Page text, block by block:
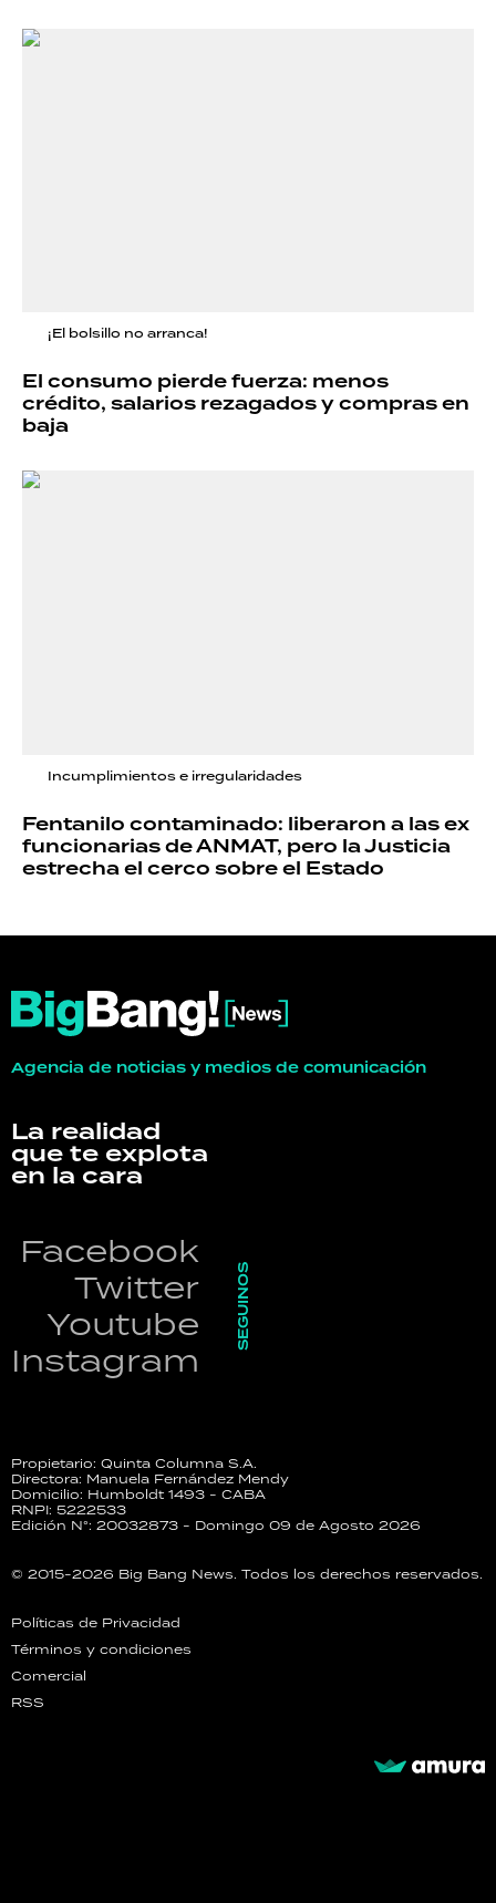
¡El bolsillo no arranca!
El consumo pierde fuerza: menos
crédito, salarios rezagados y compras en
baja
Incumplimientos e irregularidades
Fentanilo contaminado: liberaron a las ex
funcionarias de ANMAT, pero la Justicia
estrecha el cerco sobre el Estado
Agencia de noticias y medios de comunicación
La realidad
que te explota
en la cara
Facebook
Twitter
Youtube
Instagram
SEGUINOS
Propietario: Quinta Columna S.A.
Directora: Manuela Fernández Mendy
Domicilio: Humboldt 1493 - CABA
RNPI: 5222533
Edición N°: 20032873 - Domingo 09 de Agosto 2026
© 2015-2026 Big Bang News. Todos los derechos reservados.
Políticas de Privacidad
Términos y condiciones
Comercial
RSS